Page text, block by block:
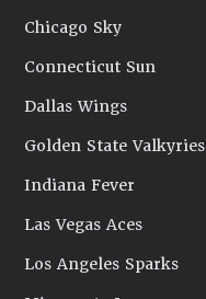
Chicago Sky
Connecticut Sun
Dallas Wings
Golden State Valkyries
Indiana Fever
Las Vegas Aces
Los Angeles Sparks